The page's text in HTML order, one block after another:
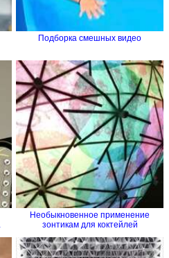
Подборка смешных видео
Необыкновенное применение
зонтикам для коктейлей